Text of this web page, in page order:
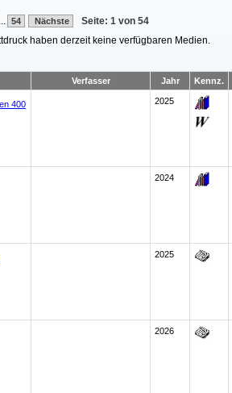
... 54 Nächste
Seite: 1 von 54
haben derzeit keine verfügbaren Medien.
Verfasser Jahr Kennz.
400
2025
2024
2025
2026